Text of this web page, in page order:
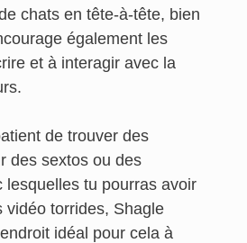
chats en tête-à-tête, bien
également les
et à interagir avec la
de trouver des
des sextos ou des
lesquelles tu pourras avoir
vidéo torrides, Shagle
idéal pour cela à